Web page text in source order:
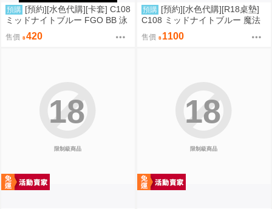
預購 [預約][水色代購][卡套] C108
ミッドナイトブルー FGO BB 泳
裝ver
售價 420
預購 [預約][水色代購][R18桌墊]
C108 ミッドナイトブルー 魔法
少女 美遊 M字腿
售價 1100
限制級商品
18
限制級商品
18